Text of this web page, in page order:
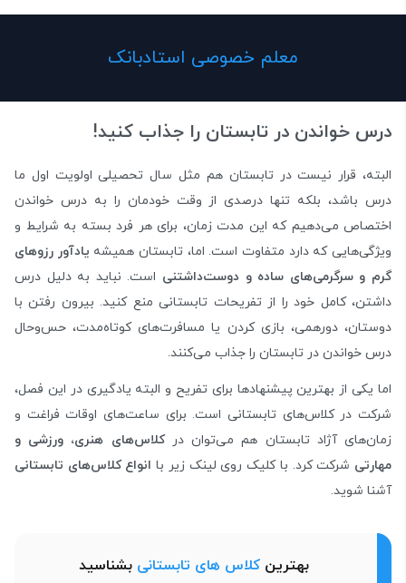
معلم خصوصی استادبانک
درس خواندن در تابستان را جذاب کنید!
البته، قرار نیست در تابستان هم مثل سال تحصیلی اولویت اول ما
درس باشد، بلکه تنها درصدی از وقت خودمان را به درس ‌خواندن
اختصاص می‌دهیم که این مدت زمان، برای هر فرد بسته به شرایط و
ویژگی‌هایی که دارد متفاوت است. اما، تابستان همیشه یادآور رزوهای
گرم و سرگرمی‌های ساده و دوست‌داشتنی است. نباید به دلیل درس
داشتن، کامل خود را از تفریحات تابستانی منع کنید. بیرون رفتن با
دوستان، دورهمی، بازی کردن یا مسافرت‌های کوتاه‌مدت، حس‌وحال
درس خواندن در تابستان را جذاب می‌کنند.
اما یکی از بهترین پیشنهادها برای تفریح و البته یادگیری در این فصل،
شرکت در کلاس‌های تابستانی است. برای ساعت‌های اوقات فراغت و
زمان‌های آژاد تابستان هم می‌توان درکلاس‌های هنری، ورزشی و
مهارتی شرکت کرد. با کلیک روی لینک زیر با انواع کلاس‌های تابستانی
آشنا شوید.
بهترین کلاس های تابستانی بشناسید